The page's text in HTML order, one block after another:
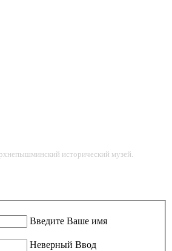
исторический музей.
Введите Ваше имя
Неверный Ввод